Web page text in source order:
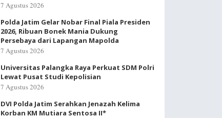
7 Agustus 2026
Polda Jatim Gelar Nobar Final Piala Presiden
2026, Ribuan Bonek Mania Dukung
Persebaya dari Lapangan Mapolda
7 Agustus 2026
Universitas Palangka Raya Perkuat SDM Polri
Lewat Pusat Studi Kepolisian
7 Agustus 2026
DVI Polda Jatim Serahkan Jenazah Kelima
Korban KM Mutiara Sentosa II*